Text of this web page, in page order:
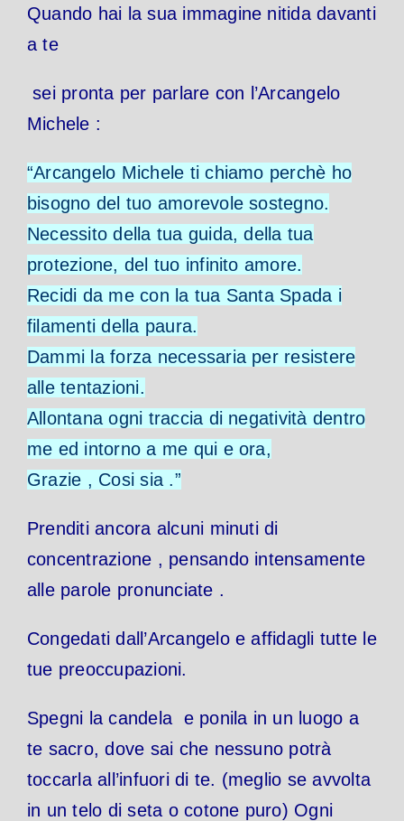
Quando hai la sua immagine nitida davanti
a te
sei pronta per parlare con l’Arcangelo
Michele :
“Arcangelo Michele ti chiamo perchè ho
bisogno del tuo amorevole sostegno.
Necessito della tua guida, della tua
protezione, del tuo infinito amore.
Recidi da me con la tua Santa Spada i
filamenti della paura.
Dammi la forza necessaria per resistere
alle tentazioni.
Allontana ogni traccia di negatività dentro
me ed intorno a me qui e ora,
Grazie , Cosi sia .”
Prenditi ancora alcuni minuti di
concentrazione , pensando intensamente
alle parole pronunciate .
Congedati dall’Arcangelo e affidagli tutte le
tue preoccupazioni.
Spegni la candela e ponila in un luogo a
te sacro, dove sai che nessuno potrà
toccarla all’infuori di te. (meglio se avvolta
in un telo di seta o cotone puro) Ogni